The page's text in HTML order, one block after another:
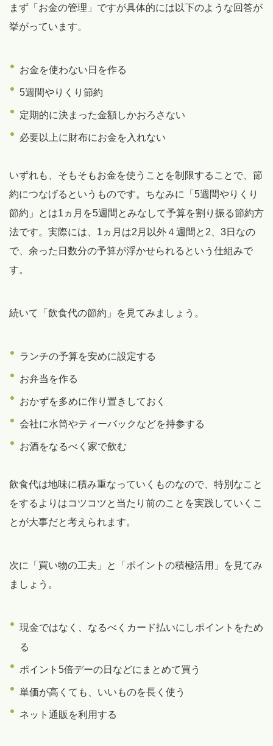
まず「お金の管理」ですが具体的には以下のような回答が
挙がっています。
お金を使わない日を作る
5週間やりくり節約
定期的に決まった金額しかおろさない
必要以上に財布にお金を入れない
いずれも、そもそもお金を使うことを制限することで、節
約につなげるというものです。ちなみに「5週間やりくり
節約」とは1ヵ月を5週間とみなして予算を割り振る節約方
法です。実際には、1ヵ月は2月以外４週間と2、3日なの
で、余った日数分の予算が浮かせられるという仕組みで
す。
続いて「飲食代の節約」を見てみましょう。
ランチの予算を安めに設定する
お弁当を作る
おかずを多めに作り置きしておく
会社に水筒やティーバックなどを持参する
お酒をなるべく家で飲む
飲食代は地味に積み重なっていくものなので、特別なこと
をするよりはコツコツと当たり前のことを実践していくこ
とが大事だと考えられます。
次に「買い物の工夫」と「ポイントの積極活用」を見てみ
ましょう。
現金ではなく、なるべくカード払いにしポイントをため
る
ポイント5倍デーの日などにまとめて買う
単価が高くても、いいものを長く使う
ネット通販を利用する